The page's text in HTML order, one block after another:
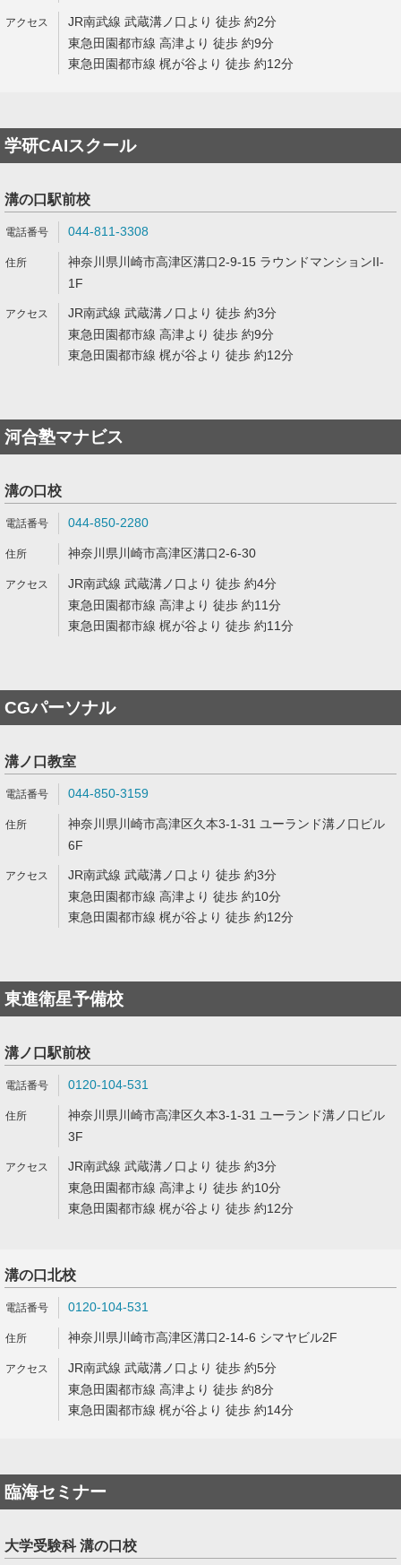
JR南武線 武蔵溝ノ口より 徒歩 約2分
東急田園都市線 高津より 徒歩 約9分
東急田園都市線 梶が谷より 徒歩 約12分
学研CAIスクール
溝の口駅前校
044-811-3308
神奈川県川崎市高津区溝口2-9-15 ラウンドマンションII-
1F
JR南武線 武蔵溝ノ口より 徒歩 約3分
東急田園都市線 高津より 徒歩 約9分
東急田園都市線 梶が谷より 徒歩 約12分
河合塾マナビス
溝の口校
044-850-2280
神奈川県川崎市高津区溝口2-6-30
JR南武線 武蔵溝ノ口より 徒歩 約4分
東急田園都市線 高津より 徒歩 約11分
東急田園都市線 梶が谷より 徒歩 約11分
CGパーソナル
溝ノ口教室
044-850-3159
神奈川県川崎市高津区久本3-1-31 ユーランド溝ノ口ビル
6F
JR南武線 武蔵溝ノ口より 徒歩 約3分
東急田園都市線 高津より 徒歩 約10分
東急田園都市線 梶が谷より 徒歩 約12分
東進衛星予備校
溝ノ口駅前校
0120-104-531
神奈川県川崎市高津区久本3-1-31 ユーランド溝ノ口ビル
3F
JR南武線 武蔵溝ノ口より 徒歩 約3分
東急田園都市線 高津より 徒歩 約10分
東急田園都市線 梶が谷より 徒歩 約12分
溝の口北校
0120-104-531
神奈川県川崎市高津区溝口2-14-6 シマヤビル2F
JR南武線 武蔵溝ノ口より 徒歩 約5分
東急田園都市線 高津より 徒歩 約8分
東急田園都市線 梶が谷より 徒歩 約14分
臨海セミナー
大学受験科 溝の口校